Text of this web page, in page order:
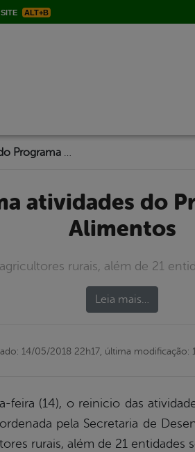
ALT+B
Alimentos
rurais, além de 21
Leia mais…
14/05/2018 22h17, última modificação:
feira (14), o reinicio das
pela Secretaria de
rurais, além de 21 entidades